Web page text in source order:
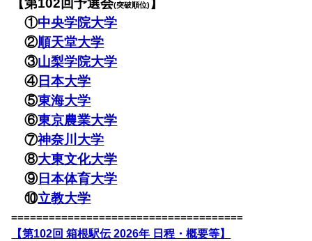
【第102回予選会(突破順位) 】
①中央学院大学
②順天堂大学
③山梨学院大学
④日本大学
⑤東海大学
⑥東京農業大学
⑦神奈川大学
⑧大東文化大学
⑨日本体育大学
⑩立教大学
=====================================
【第102回 箱根駅伝 2026年 日程・概要等】